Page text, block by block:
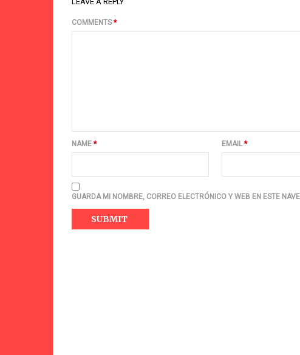
COMMENTS*
NAME * EMAIL*
GUARDA MI NOMBRE, CORREO ELECTRÓNICO Y WEB EN ESTE